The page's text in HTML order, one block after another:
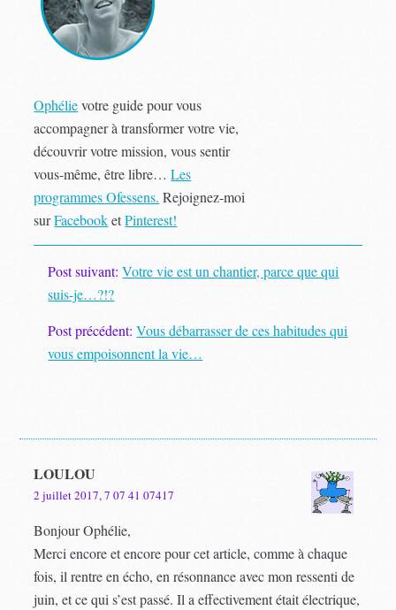
Ophélievotre guide pour vous
accompagner à transformer votre vie,
découvrir votre mission, vous sentir
vous-même, être libre…Les
programmes Ofessens. Rejoignez-moi
surFacebooketPinterest!
Post suivant:Votre vie est un chantier, parce que qui
suis-je…?!?
Post précédent:Vous débarrasser de ces habitudes qui
vous empoisonnent la vie…
LOULOU
2 juillet 2017, 7 07 41 07417
Bonjour Ophélie,
Merci encore et encore pour cet article, comme à chaque
fois, il rentre en écho, en résonnance avec mon ressenti de
juin, et ce qui s’est passé. Il a effectivement était électrique,